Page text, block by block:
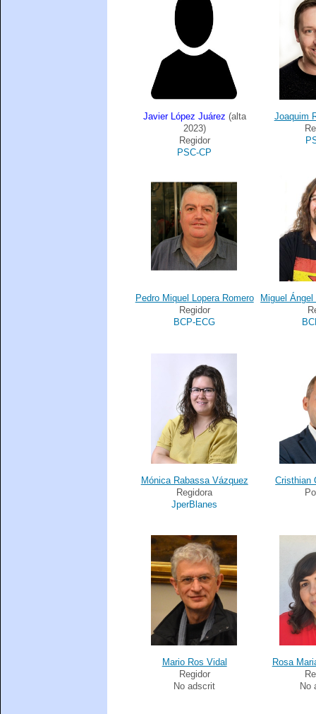
Javier López Juárez (alta
2023)
Regidor
PSC-CP
Joaquim
Pedro Miquel Lopera Romero
Regidor
BCP-ECG
Miguel
Mónica Rabassa Vázquez
Regidora
JperBlanes
Cristhian
Mario Ros Vidal
Regidor
No adscrit
Rosa
No